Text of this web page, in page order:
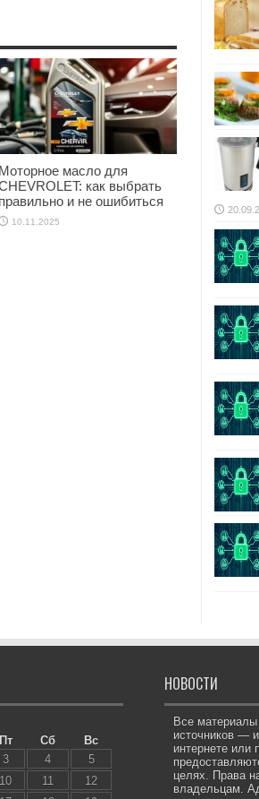
Моторное масло для
как выбрать
правильно и не ошибиться
10.11.2025
Пт Сб
Вс
3 4
5
10 11
12
НОВОСТИ
Все
источников —
интернете или
целях. Права
владельцам.